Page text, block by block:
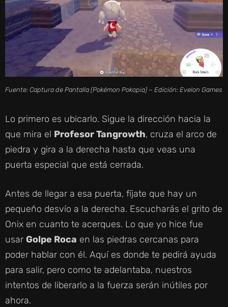
Fuente: Captura de Pantalla (Pokémon Pokopia) – Edición: Evelon Games
Lo primero es ubicarlo. Sigue la dirección hacia la
que mira el Profesor Tangrowth, cruza el arco de
piedra y gira a la derecha hasta que veas una
puerta especial que está cerrada.
Antes de llegar a esa puerta, fíjate que hay un
pequeño desvío a la derecha. Escucharás el grito de
Onix en cuanto te acerques. Lo que yo hice fue
usar Golpe Roca en las piedras cercanas para
poder hablar con él. Aquí es donde te pedirá ayuda
para salir, pero como te adelantaba, nuestros
intentos de liberarlo a la fuerza serán inútiles por
ahora.